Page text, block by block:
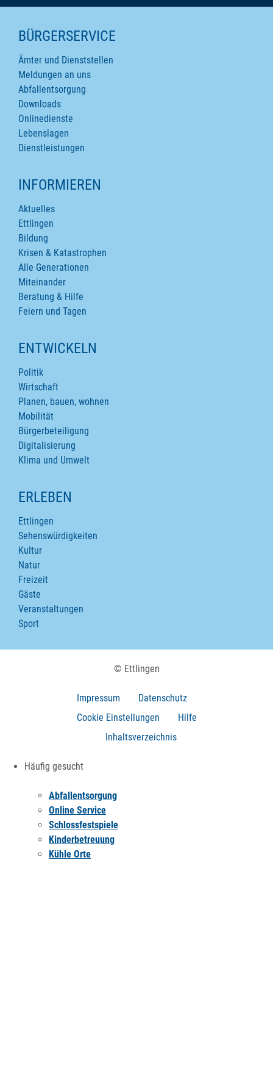
SEITENINHALTE
BÜRGERSERVICE
Ämter und Dienststellen
Meldungen an uns
Abfallentsorgung
Downloads
Onlinedienste
Lebenslagen
Dienstleistungen
INFORMIEREN
Aktuelles
Ettlingen
Bildung
Krisen & Katastrophen
Alle Generationen
Miteinander
Beratung & Hilfe
Feiern und Tagen
ENTWICKELN
Politik
Wirtschaft
Planen, bauen, wohnen
Mobilität
Bürgerbeteiligung
Digitalisierung
Klima und Umwelt
ERLEBEN
Ettlingen
Sehenswürdigkeiten
Kultur
Natur
Freizeit
Gäste
Veranstaltungen
Sport
© Ettlingen
Impressum
Datenschutz
Cookie Einstellungen
Hilfe
Inhaltsverzeichnis
Häufig gesucht
Abfallentsorgung
Online Service
Schlossfestspiele
Kinderbetreuung
Kühle Orte